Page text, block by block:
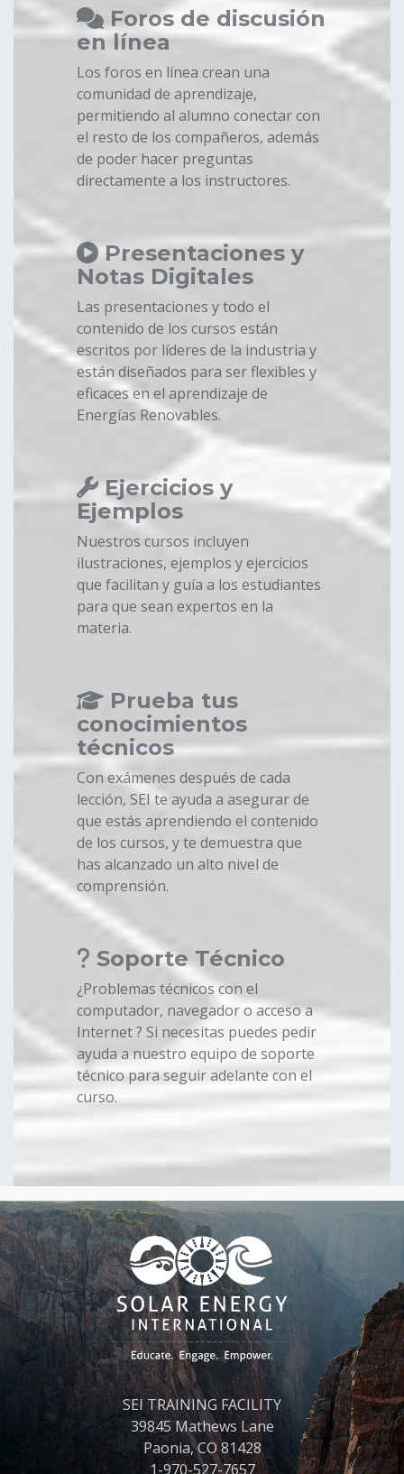
Foros de discusión
en línea
Los foros en línea crean una
comunidad de aprendizaje,
permitiendo al alumno conectar con
el resto de los compañeros, además
de poder hacer preguntas
directamente a los instructores.
Presentaciones y
Notas Digitales
Las presentaciones y todo el
contenido de los cursos están
escritos por líderes de la industria y
están diseñados para ser flexibles y
eficaces en el aprendizaje de
Energías Renovables.
Ejercicios y
Ejemplos
Nuestros cursos incluyen
ilustraciones, ejemplos y ejercicios
que facilitan y guía a los estudiantes
para que sean expertos en la
materia.
Prueba tus
conocimientos
técnicos
Con exámenes después de cada
lección, SEI te ayuda a asegurar de
que estás aprendiendo el contenido
de los cursos, y te demuestra que
has alcanzado un alto nivel de
comprensión.
Soporte Técnico
¿Problemas técnicos con el
computador, navegador o acceso a
Internet ? Si necesitas puedes pedir
ayuda a nuestro equipo de soporte
técnico para seguir adelante con el
curso.
Bloques
SEI TRAINING FACILITY
39845 Mathews Lane
Paonia, CO 81428
1-970-527-7657